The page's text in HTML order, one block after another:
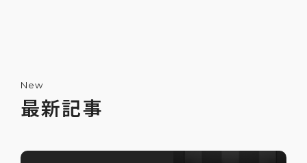
New
最新記事